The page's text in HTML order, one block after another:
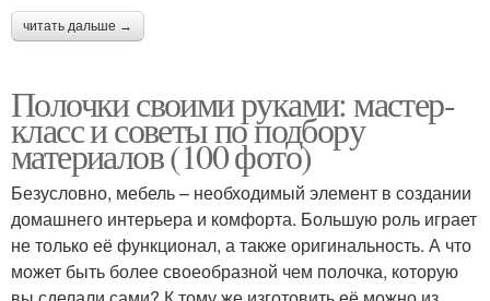
читать дальше →
Полочки своими руками: мастер-
класс и советы по подбору
материалов (100 фото)
Безусловно, мебель – необходимый элемент в создании
домашнего интерьера и комфорта. Большую роль играет
не только её функционал, а также оригинальность. А что
может быть более своеобразной чем полочка, которую